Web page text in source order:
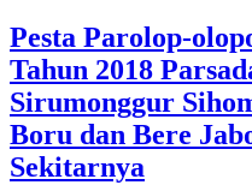
Pesta Parolop-
Tahun 2018
Sirumonggur
Boru dan Bere
Sekitarnya